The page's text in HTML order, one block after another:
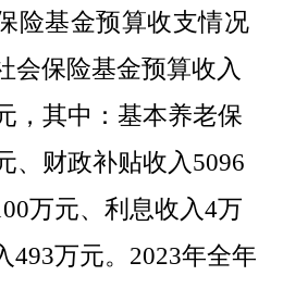
险基金预算收支情况
会保险基金预算收入
，其中：基本养老保
、财政补贴收入5096
万元、利息收入4万
493万元。 2023年全年